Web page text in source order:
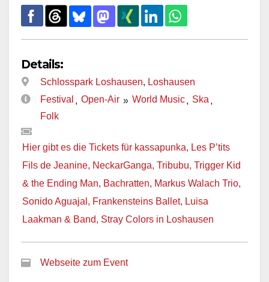
Details:
Schlosspark Loshausen, Loshausen
Festival , Open-Air » World Music, Ska ,
Folk
Hier gibt es die Tickets für kassapunka, Les P’tits
Fils de Jeanine, NeckarGanga, Tribubu, Trigger Kid
& the Ending Man, Bachratten, Markus Walach Trio,
Sonido Aguajal, Frankensteins Ballet, Luisa
Laakman & Band, Stray Colors in Loshausen
Webseite zum Event